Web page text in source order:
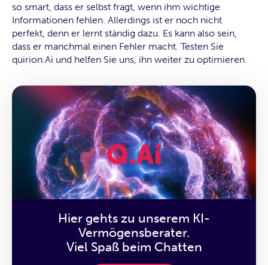
so smart, dass er selbst fragt, wenn ihm wichtige
Informationen fehlen. Allerdings ist er noch nicht
perfekt, denn er lernt ständig dazu. Es kann also sein,
dass er manchmal einen Fehler macht. Testen Sie
quirion.Ai und helfen Sie uns, ihn weiter zu optimieren.
Hier gehts zu unserem KI-
Vermögensberater.
Viel Spaß beim Chatten